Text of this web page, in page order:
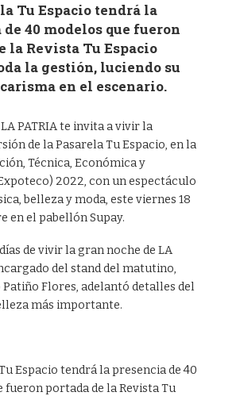
Tu Espacio tendrá la
40 modelos que fueron
la Revista Tu Espacio
la gestión, luciendo su
en el escenario.
PATRIA te invita a vivir la
de la Pasarela Tu Espacio, en la
Técnica, Económica y
2022, con un espectáculo
belleza y moda, este viernes 18
en el pabellón Supay.
de vivir la gran noche de LA
del stand del matutino,
Flores, adelantó detalles del
más importante.
Espacio tendrá la presencia de 40
fueron portada de la Revista Tu